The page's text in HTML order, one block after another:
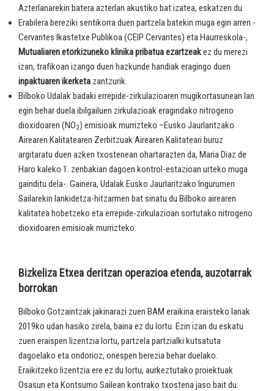
Azterlanarekin batera azterlan akustiko bat izatea, eskatzen du.
Erabilera bereziki sentikorra duen partzela batekin muga egin arren -
Cervantes Ikastetxe Publikoa (CEIP Cervantes) eta Haurreskola-,
Mutualiaren etorkizuneko klinika pribatua ezartzeakez du merezi
izan, trafikoan izango duen hazkunde handiak eragingo duen
inpaktuaren ikerketa zantzurik.
Bilboko Udalak badaki errepide-zirkulazioaren mugikortasunean lan
egin behar duela ibilgailuen zirkulazioak eragindako nitrogeno
dioxidoaren (NO2) emisioak murrizteko –Eusko Jaurlaritzako
Airearen Kalitatearen Zerbitzuak Airearen Kalitateari buruz
argitaratu duen azken txostenean ohartarazten da, Maria Diaz de
Haro kaleko 1. zenbakian dagoen kontrol-estazioan urteko muga
gainditu dela-. Gainera, Udalak Eusko Jaurlaritzako Ingurumen
Sailarekin lankidetza-hitzarmen bat sinatu du Bilboko airearen
kalitatea hobetzeko eta errepide-zirkulazioan sortutako nitrogeno
dioxidoaren emisioak murrizteko.
Bizkeliza Etxea deritzan operazioa etenda, auzotarrak
borrokan
Bilboko Gotzaintzak jakinarazi zuen BAM eraikina eraisteko lanak
2019ko udan hasiko zirela, baina ez du lortu. Ezin izan du eskatu
zuen eraispen lizentzia lortu, partzela partzialki kutsatuta
dagoelako eta ondorioz, onespen berezia behar duelako.
Eraikitzeko lizentzia ere ez du lortu, aurkeztutako proiektuak
Osasun eta Kontsumo Sailean kontrako txostena jaso bait du.